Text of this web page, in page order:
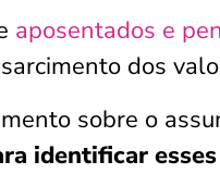
aposentados e
dos
sobre o
identificar